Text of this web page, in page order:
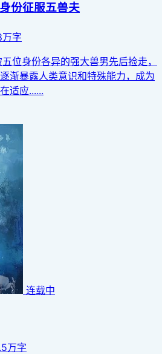
份征服五兽夫
字
位身份各异的强大兽男先后捡走，
渐暴露人类意识和特殊能力，成为
适应......
连载中
万字